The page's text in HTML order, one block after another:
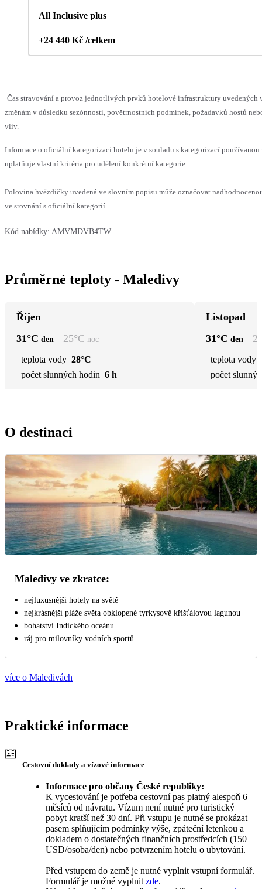
All Inclusive plus
+24 440 Kč /celkem
Čas stravování a provoz jednotlivých prvků hotelové infrastruktury uvedených
změnám v důsledku sezónnosti, povětrnostních podmínek, požadavků hostů
vliv.
Informace o oficiální kategorizaci hotelu je v souladu s kategorizací používanou
uplatňuje vlastní kritéria pro udělení konkrétní kategorie.
Polovina hvězdičky uvedená ve slovním popisu může označovat
ve srovnání s oficiální kategorií.
Kód nabídky: AMVMDVB4TW
Průměrné teploty - Maledivy
Říjen
31°C den 25°C noc
teplota vody 28°C
počet slunných hodin 6 h
Listopad
31°C den
teplota vody
počet
O destinaci
Maledivy ve zkratce:
nejluxusnější hotely na světě
nejkrásnější pláže světa obklopené tyrkysově křišťálovou lagunou
bohatství Indického oceánu
ráj pro milovníky vodních sportů
více o Maledivách
Praktické informace
Cestovní doklady a vízové informace
Informace pro občany České republiky:
K vycestování je potřeba cestovní pas platný alespoň 6
měsíců od návratu. Vízum není nutné pro turistický
pobyt kratší než 30 dní. Při vstupu je nutné se prokázat
pasem splňujícím podmínky výše, zpáteční letenkou a
dokladem o dostatečných finančních prostředcích (150
USD/osoba/den) nebo potvrzením hotelu o ubytování.
Před vstupem do země je nutné vyplnit vstupní formulář.
Formulář je možné vyplnit zde.